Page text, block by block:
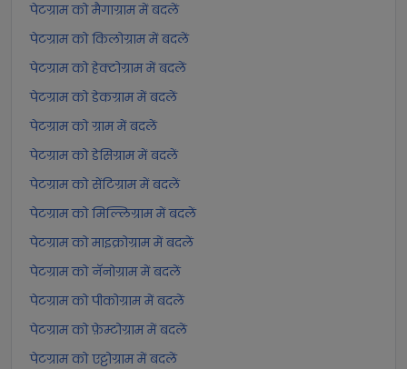
पेटग्राम को मैगाग्राम में बदलें
पेटग्राम को किलोग्राम में बदलें
पेटग्राम को हेक्टोग्राम में बदलें
पेटग्राम को डेकग्राम में बदलें
पेटग्राम को ग्राम में बदलें
पेटग्राम को डेसिग्राम में बदलें
पेटग्राम को सेंटिग्राम में बदलें
पेटग्राम को मिल्लिग्राम में बदलें
पेटग्राम को माइक्रोग्राम में बदलें
पेटग्राम को नॅनोग्राम में बदलें
पेटग्राम को पीकोग्राम में बदलें
पेटग्राम को फ़ेम्टोग्राम में बदलें
पेटग्राम को एट्टोग्राम में बदलें